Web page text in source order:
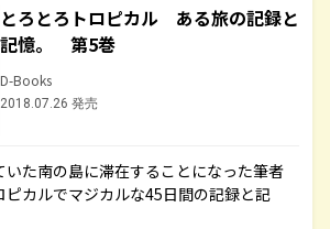
とろとろトロピカル ある旅の記録と
記憶。 第5巻
D-Books
2018.07.26 発売
いた南の島に滞在することになった筆者
カルでマジカルな45日間の記録と記